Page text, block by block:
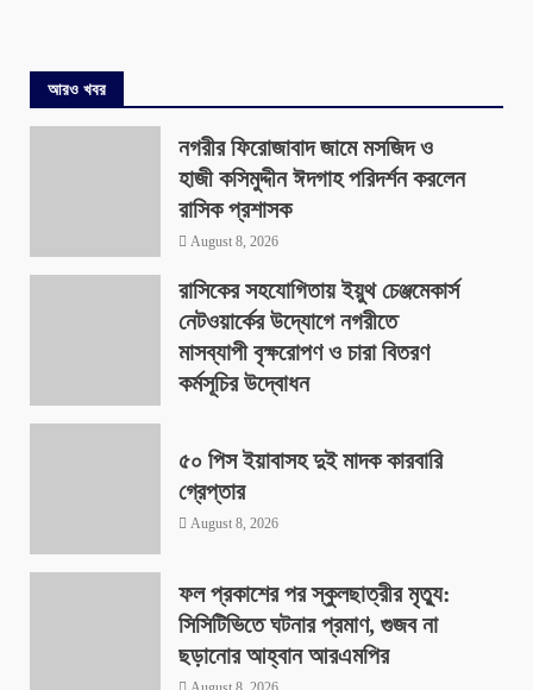
আরও খবর
নগরীর ফিরোজাবাদ জামে মসজিদ ও
হাজী কসিমুদ্দীন ঈদগাহ পরিদর্শন করলেন
রাসিক প্রশাসক
August 8, 2026
রাসিকের সহযোগিতায় ইয়ুথ চেঞ্জমেকার্স
নেটওয়ার্কের উদ্যোগে নগরীতে
মাসব্যাপী বৃক্ষরোপণ ও চারা বিতরণ
কর্মসূচির উদ্বোধন
৫০ পিস ইয়াবাসহ দুই মাদক কারবারি
গ্রেপ্তার
August 8, 2026
ফল প্রকাশের পর স্কুলছাত্রীর মৃত্যু:
সিসিটিভিতে ঘটনার প্রমাণ, গুজব না
ছড়ানোর আহ্বান আরএমপির